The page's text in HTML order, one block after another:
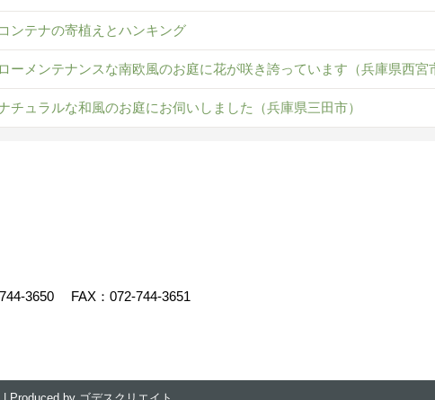
コンテナの寄植えとハンキング
ローメンテナンスな南欧風のお庭に花が咲き誇っています（兵庫県西
チュラルな和風のお庭にお伺いしました（兵庫県三田市）
3650
FAX：072-744-3651